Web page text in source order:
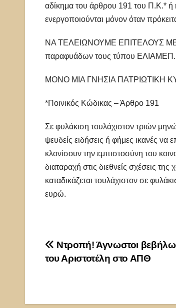
αδίκημα του άρθρου 191 του Π.Κ.* ή η
ενεργοποιούνται μόνον όταν
ΝΑ ΤΕΛΕΙΩΝΟΥΜΕ ΕΠΙΤΕΛΟΥΣ
παραφυάδων τους τύπου ΕΛΙΑΜΕΠ.
ΜΟΝΟ ΜΙΑ ΓΝΗΣΙΑ ΠΑΤΡΙΩΤΙΚΗ
*Ποινικός Κώδικας – Άρθρο 191
Σε φυλάκιση τουλάχιστον τριών
ψευδείς ειδήσεις ή φήμες ικανές
κλονίσουν την εμπιστοσύνη του
διαταραχή στις διεθνείς σχέσεις
καταδικάζεται τουλάχιστον σε
ευρώ.
Πλοήγηση
άρθρων
Ντροπή! Άγνωστοι
του Αριστοτέλη στο ΑΠΘ